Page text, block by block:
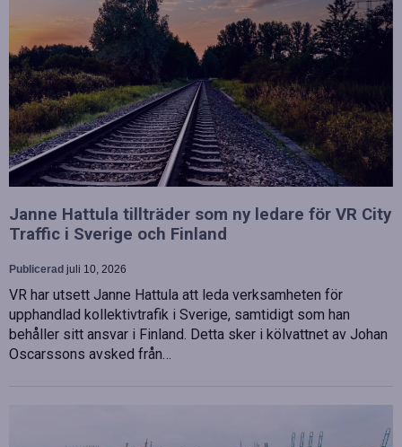
Janne Hattula tillträder som ny ledare för VR City
Traffic i Sverige och Finland
Publicerad juli 10, 2026
VR har utsett Janne Hattula att leda verksamheten för
upphandlad kollektivtrafik i Sverige, samtidigt som han
behåller sitt ansvar i Finland. Detta sker i kölvattnet av Johan
Oscarssons avsked från…